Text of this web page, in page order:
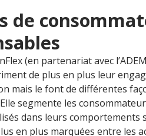
de
(en partenariat avec
de plus en plus leur
mais le font de différentes
segmente les
dans leurs comportements
en plus marquées entre les